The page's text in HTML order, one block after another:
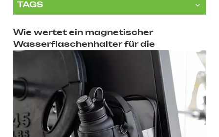
TAGS
Wie wertet ein magnetischer
Wasserflaschenhalter für die
Sporttasche Ihre Trainingsutensilien